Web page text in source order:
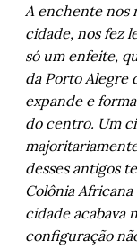
A enchente nos
cidade, nos fez
só um enfeite,
da Porto Alegre
expande e
do centro. Um
desses antigos
Colônia Africana
cidade acabava
configuração